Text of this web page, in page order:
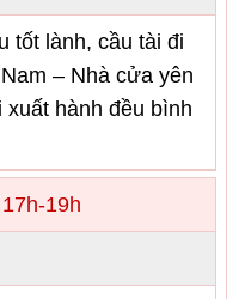
tốt lành, cầu tài đi
– Nhà cửa yên
xuất hành đều bình
19h